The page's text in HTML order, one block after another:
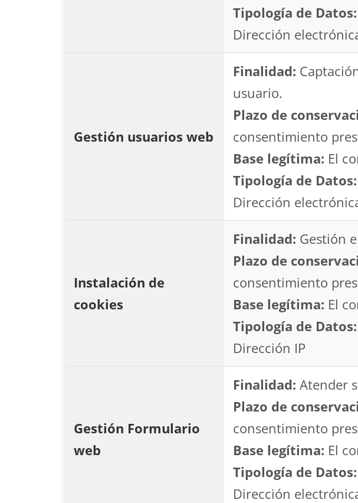
Tipología de Datos:
Dirección
Gestión usuarios web
Finalidad:
usuario.
Plazo de
consentimiento
Base legítima: El
Tipología de Datos:
Dirección
Instalación de
cookies
Finalidad: Gestión
Plazo de
consentimiento
Base legítima: El
Tipología de Datos:
Dirección IP
Gestión Formulario
web
Finalidad: Atender
Plazo de
consentimiento
Base legítima: El
Tipología de Datos:
Dirección